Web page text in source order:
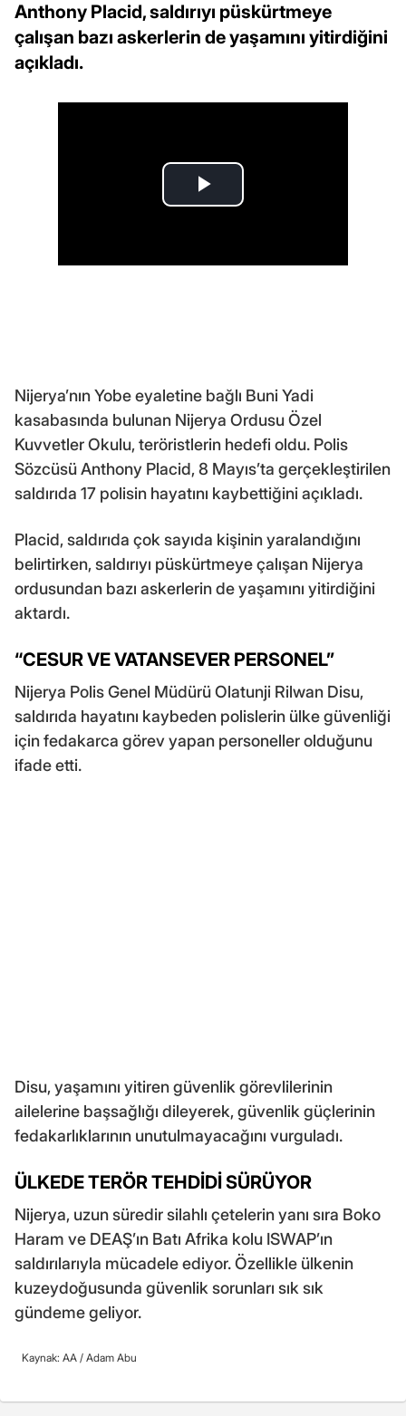
Anthony Placid, saldırıyı püskürtmeye
çalışan bazı askerlerin de yaşamını yitirdiğini
açıkladı.
Nijerya’nın Yobe eyaletine bağlı Buni Yadi
kasabasında bulunan Nijerya Ordusu Özel
Kuvvetler Okulu, teröristlerin hedefi oldu. Polis
Sözcüsü Anthony Placid, 8 Mayıs’ta gerçekleştirilen
saldırıda 17 polisin hayatını kaybettiğini açıkladı.
Placid, saldırıda çok sayıda kişinin yaralandığını
belirtirken, saldırıyı püskürtmeye çalışan Nijerya
ordusundan bazı askerlerin de yaşamını yitirdiğini
aktardı.
“CESUR VE VATANSEVER PERSONEL”
Nijerya Polis Genel Müdürü Olatunji Rilwan Disu,
saldırıda hayatını kaybeden polislerin ülke güvenliği
için fedakarca görev yapan personeller olduğunu
ifade etti.
Disu, yaşamını yitiren güvenlik görevlilerinin
ailelerine başsağlığı dileyerek, güvenlik güçlerinin
fedakarlıklarının unutulmayacağını vurguladı.
ÜLKEDE TERÖR TEHDİDİ SÜRÜYOR
Nijerya, uzun süredir silahlı çetelerin yanı sıra Boko
Haram ve DEAŞ’ın Batı Afrika kolu ISWAP’ın
saldırılarıyla mücadele ediyor. Özellikle ülkenin
kuzeydoğusunda güvenlik sorunları sık sık
gündeme geliyor.
Kaynak: AA / Adam Abu